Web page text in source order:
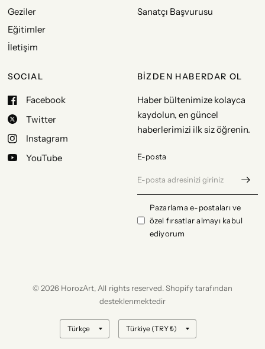
Geziler
Eğitimler
İletişim
Sanatçı Başvurusu
SOCIAL
Facebook
Twitter
Instagram
YouTube
BİZDEN HABERDAR OL
Haber bültenimize kolayca
kaydolun, en güncel
haberlerimizi ilk siz öğrenin.
E-posta
Pazarlama e-postaları ve
özel fırsatlar almayı kabul
ediyorum
© 2026 HorozArt, All rights reserved. Shopify tarafından
desteklenmektedir
Ülke/bölge
bilgisini
Ülke/bölge
bilgisini